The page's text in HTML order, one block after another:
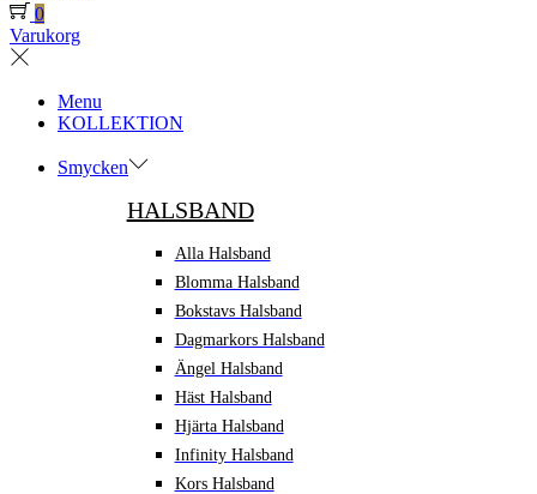
0
Varukorg
Menu
KOLLEKTION
Smycken
HALSBAND
Alla Halsband
Blomma Halsband
Bokstavs Halsband
Dagmarkors Halsband
Ängel Halsband
Häst Halsband
Hjärta Halsband
Infinity Halsband
Kors Halsband